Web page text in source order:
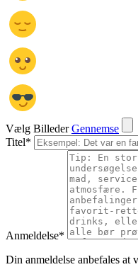
Vælg Billeder Gennemse
Titel*
Anmeldelse*
Din anmeldelse anbefales at